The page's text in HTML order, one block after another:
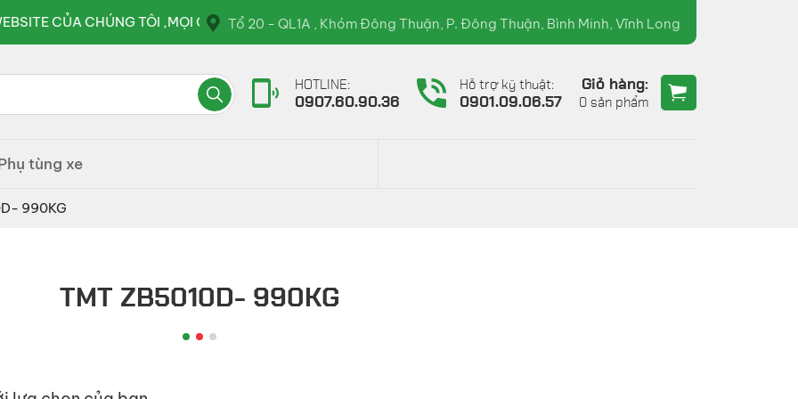
CỦA CHÚNG TÔI ,MỌI CHI TIẾT VUI LÒNG LIÊN HỆ QUA HOTLINE : 0907.60.90.36 ( TRƯỜNG XUÂN )
Tổ 20 - QL1A , Khóm Đông Thuận, P. Đông Thuận, Bình Minh, Vĩnh Long
HOTLINE:
0907.60.90.36
Hỗ trợ kỹ thuật:
0901.09.06.57
Giỏ hàng:
0 sản phẩm
tùng xe
990KG
TMT ZB5010D- 990KG